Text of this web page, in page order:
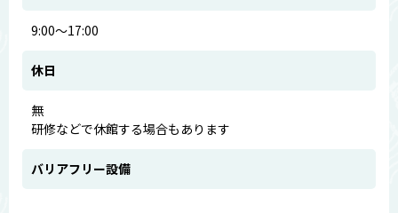
9:00～17:00
休日
無
研修などで休館する場合もあります
バリアフリー設備